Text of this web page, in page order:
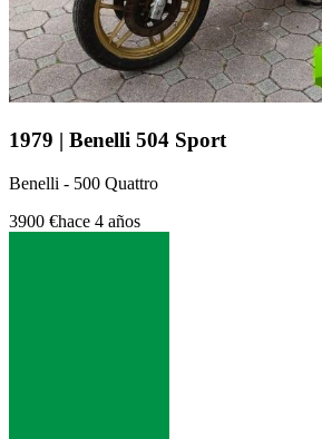
1979 | Benelli 504 Sport
Benelli - 500 Quattro
3900 €hace 4 años